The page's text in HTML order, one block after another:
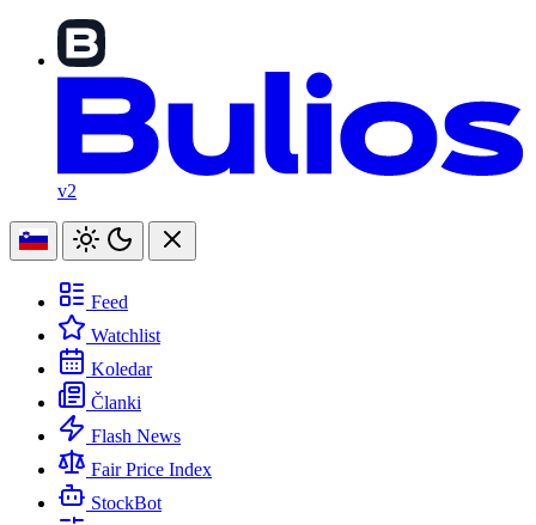
v2
Feed
Watchlist
Koledar
Članki
Flash News
Fair Price Index
StockBot